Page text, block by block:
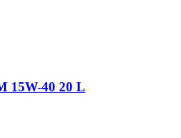
15W-40 20 L